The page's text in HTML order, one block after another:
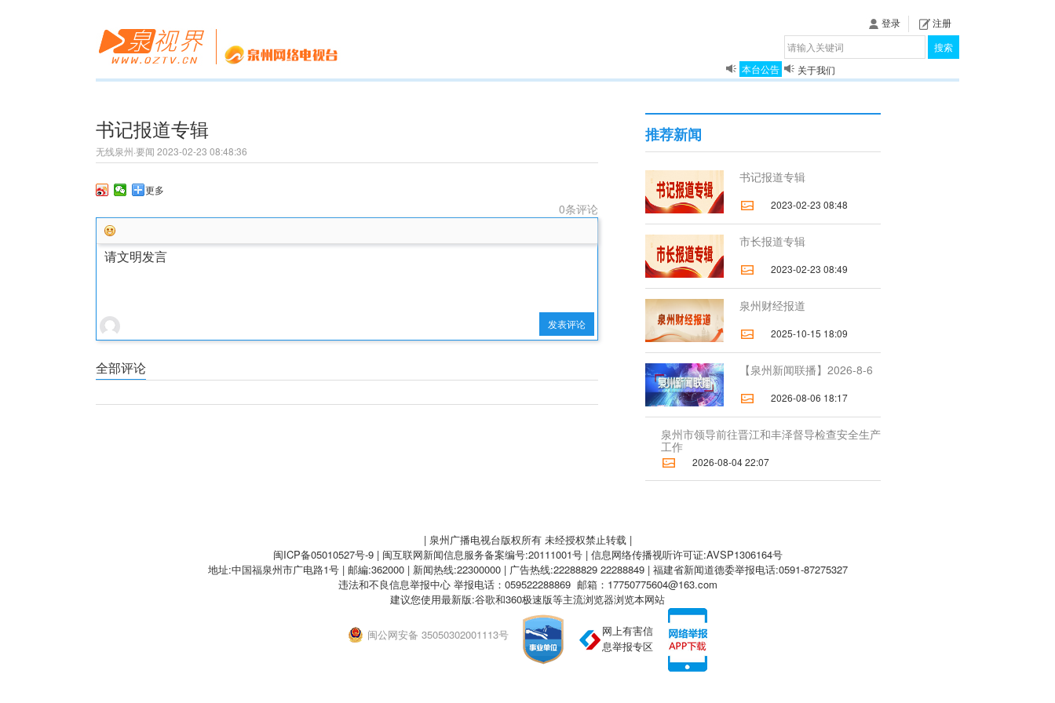
登录
注册
搜索
本台公告
关于我们
揭秘《泉城》
书记报道专辑
无线泉州·要闻 2023-02-23 08:48:36
更多
0条评论
发表评论
请文明发言
全部评论
推荐新闻
书记报道专辑
2023-02-23 08:48
市长报道专辑
2023-02-23 08:49
泉州财经报道
2025-10-15 18:09
【泉州新闻联播】2026-8-6
2026-08-06 18:17
泉州市领导前往晋江和丰泽督导检查安全生产
工作
2026-08-04 22:07
| 泉州广播电视台版权所有 未经授权禁止转载 |
闽ICP备05010527号-9| 闽互联网新闻信息服务备案编号:20111001号 | 信息网络传播视听许可证:AVSP1306164号
地址:中国福泉州市广电路1号 | 邮編:362000 | 新闻热线:22300000 | 广告热线:22288829 22288849 | 福建省新闻道德委举报电话:0591-87275327
违法和不良信息举报中心举报电话：059522288869 邮箱：17750775604@163.com
建议您使用最新版:谷歌和360极速版等主流浏览器浏览本网站
闽公网安备 35050302001113号
网上有害信
息举报专区